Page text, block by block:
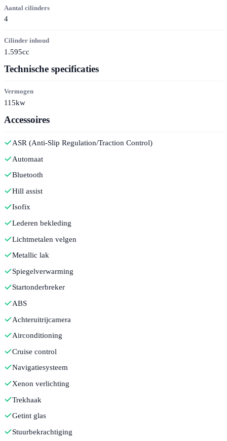
Aantal cilinders
4
Cilinder inhoud
1.595cc
Technische specificaties
Vermogen
115kw
Accessoires
ASR (Anti-Slip Regulation/Traction Control)
Automaat
Bluetooth
Hill assist
Isofix
Lederen bekleding
Lichtmetalen velgen
Metallic lak
Spiegelverwarming
Startonderbreker
ABS
Achteruitrijcamera
Airconditioning
Cruise control
Navigatiesysteem
Xenon verlichting
Trekhaak
Getint glas
Stuurbekrachtiging